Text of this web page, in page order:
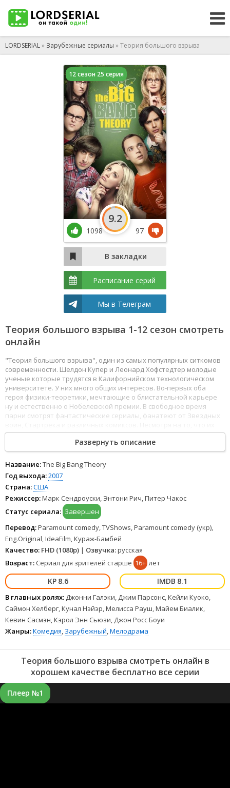
LORDSERIAL» Зарубежные сериалы » Теория большого взрыва
Теория большого взрыва 1-12 сезон смотреть
онлайн
"Теория большого взрыва", один из самых популярных ситкомов
современности. Шелдон Купер и Леонард Хофстедтер молодые
ученые которые трудятся в Калифорнийском технологическом
университете. У них много общих интересов. Во-первых оба
героя физики-теоретики, мечтающие о блистательной карьере
ну и естественно о Нобелевской премии. В свободное время
парни смотрят фантастические сериалы, фанатеют от Звездных
умственный коэффициент превосходит показатели
среднестатистического человека, порой друзья попадают в
очень нелепые ситуации. Они гениальные ученые, вот только
простые задачи, связанные с социальной жизнью и общению с
людьми очень сложны для них. Поэтому у них всего двое друзей,
это Радж Кутрапали, застенчивый астрофизик из Индии. Бедняга
абсолютно теряет дар речи если с ним заговорит девушка.
Второй, талантливый инженер Говард, общительный, веселый и
порой нелепый. Он живет с мамой которая его опекает и мечтает
встретить девушку, но все его способы знакомства терпят крах.
Поэтому эти четверо обычно смотрят вместе сериалы или
играют в игры, попутно долго спорят о Теории большого взрыва,
ведь у каждого есть свое мнение на её счет. Привычная жизнь
моментально меняется, после того как в квартиру напротив
вселяется сексуальная блондинка Пенни. Смотреть Теория
большого взрыва все серии сериала подряд онлайн бесплатно в
хорошем качестве онлайн FullHD 1080p полностью на русском
языке и на любых устройствах LordFilm.
Развернуть описание
Название:The Big Bang Theory
Год выхода:2007
Страна:США
Режиссер:Марк Сендроуски, Энтони Рич, Питер Чакос
Статус сериала: Завершен
Перевод:Paramount comedy, TVShows, Paramount comedy (укр),
Eng.Original, IdeaFilm, Кураж-Бамбей
Качество: FHD (1080p) | Озвучка:русская
Возраст: Сериал для зрителей старше 16+ лет
8.6 8.1
В главных ролях: Джонни Галэки, Джим Парсонс, Кейли Куоко,
Саймон Хелберг, Кунал Нэйэр, Мелисса Рауш, Майем Биалик,
Кевин Сасмэн, Кэрол Энн Сьюзи, Джон Росс Боуи
Жанры:Комедия, Зарубежный,Мелодрама
12 сезон 25 серия
1098
9.2
97
Расписание серий
Мы в Телеграм
Теория большого взрыва смотреть онлайн в
хорошем качестве бесплатно все серии
Плеер №1